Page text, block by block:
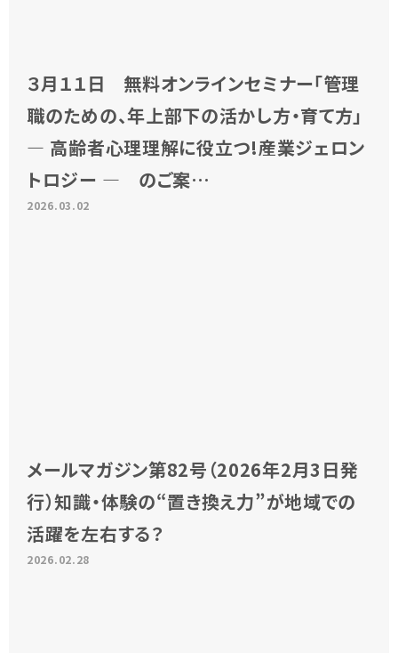
３月１１日 無料オンラインセミナー「管理
職のための、年上部下の活かし方・育て方」
― 高齢者心理理解に役立つ!産業ジェロン
トロジー ― のご案…
2026.03.02
メールマガジン第82号（2026年2月3日発
行）知識・体験の“置き換え力”が地域での
活躍を左右する？
2026.02.28